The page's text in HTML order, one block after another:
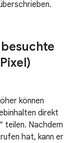
können
direkt
teilen. Nachdem
hat, kann er